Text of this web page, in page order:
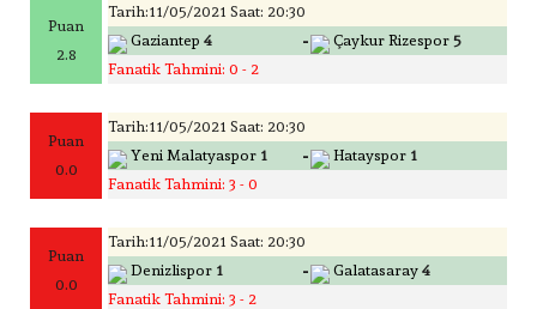
Puan
2.8
Tarih:11/05/2021 Saat: 20:30
Gaziantep 4 - Çaykur Rizespor 5
Fanatik Tahmini: 0 - 2
Puan
0.0
Tarih:11/05/2021 Saat: 20:30
Yeni Malatyaspor 1 - Hatayspor 1
Fanatik Tahmini: 3 - 0
Puan
0.0
Tarih:11/05/2021 Saat: 20:30
Denizlispor 1 - Galatasaray 4
Fanatik Tahmini: 3 - 2